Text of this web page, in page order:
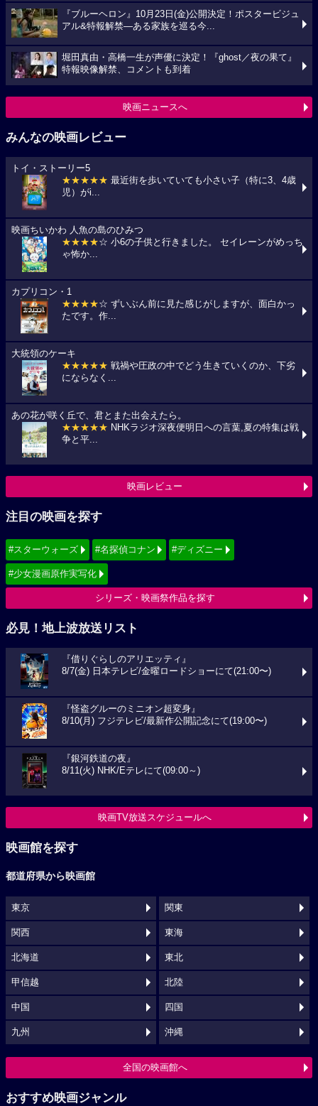
『ブルーヘロン』10月23日(金)公開決定！ポスタービジュ
アル&特報解禁―ある家族を巡る今...
堀田真由・高橋一生が声優に決定！『ghost／夜の果て』
特報映像解禁、コメントも到着
映画ニュースへ
みんなの映画レビュー
トイ・ストーリー5
★★★★★ 最近街を歩いていても小さい子（特に3、4歳
児）がi...
映画ちいかわ 人魚の島のひみつ
★★★★☆ 小6の子供と行きました。 セイレーンがめっち
ゃ怖か...
カプリコン・1
★★★★☆ ずいぶん前に見た感じがしますが、面白かっ
たです。作...
大統領のケーキ
★★★★★ 戦禍や圧政の中でどう生きていくのか、下劣
にならなく...
あの花が咲く丘で、君とまた出会えたら。
★★★★★ NHKラジオ深夜便明日への言葉,夏の特集は戦
争と平...
映画レビュー
注目の映画を探す
#スターウォーズ #名探偵コナン #ディズニー
#少女漫画原作実写化
シリーズ・映画祭作品を探す
必見！地上波放送リスト
『借りぐらしのアリエッティ』
8/7(金) 日本テレビ/金曜ロードショーにて(21:00〜)
『怪盗グルーのミニオン超変身』
8/10(月) フジテレビ/最新作公開記念にて(19:00〜)
『銀河鉄道の夜』
8/11(火) NHK/Eテレにて(09:00～)
映画TV放送スケジュールへ
映画館を探す
都道府県から映画館
東京 関東
関西 東海
北海道 東北
甲信越 北陸
中国 四国
九州 沖縄
全国の映画館へ
おすすめ映画ジャンル